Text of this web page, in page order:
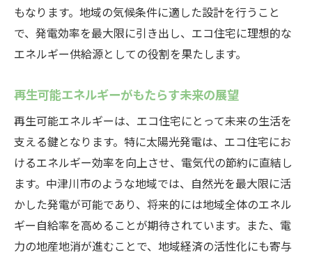
もなります。地域の気候条件に適した設計を行うこと
で、発電効率を最大限に引き出し、エコ住宅に理想的な
エネルギー供給源としての役割を果たします。
再生可能エネルギーがもたらす未来の展望
再生可能エネルギーは、エコ住宅にとって未来の生活を
支える鍵となります。特に太陽光発電は、エコ住宅にお
けるエネルギー効率を向上させ、電気代の節約に直結し
ます。中津川市のような地域では、自然光を最大限に活
かした発電が可能であり、将来的には地域全体のエネル
ギー自給率を高めることが期待されています。また、電
力の地産地消が進むことで、地域経済の活性化にも寄与